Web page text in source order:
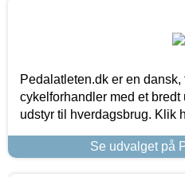
Pedalatleten.dk er en
cykelforhandler med et
udstyr til hverdagsbrug. Klik
Se udvalget på